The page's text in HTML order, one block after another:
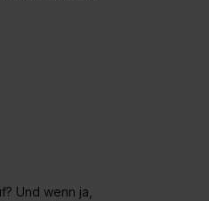
Und wenn ja,